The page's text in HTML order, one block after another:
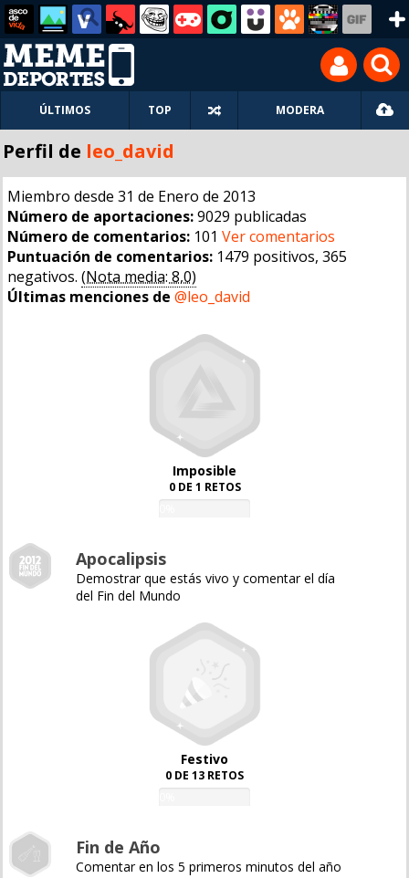
ÚLTIMOS TOP MODERA
Perfil de leo_david
Miembro desde 31 de Enero de 2013
Número de aportaciones:9029 publicadas
Número de comentarios: 101 Ver comentarios
Puntuación de comentarios: 1479 positivos, 365
negativos. (Nota media: 8,0)
Últimas menciones de @leo_david
Imposible
0 DE 1 RETOS
Apocalipsis
Demostrar que estás vivo y comentar el día
del Fin del Mundo
Festivo
0 DE 13 RETOS
Fin de Año
Comentar en los 5 primeros minutos del año